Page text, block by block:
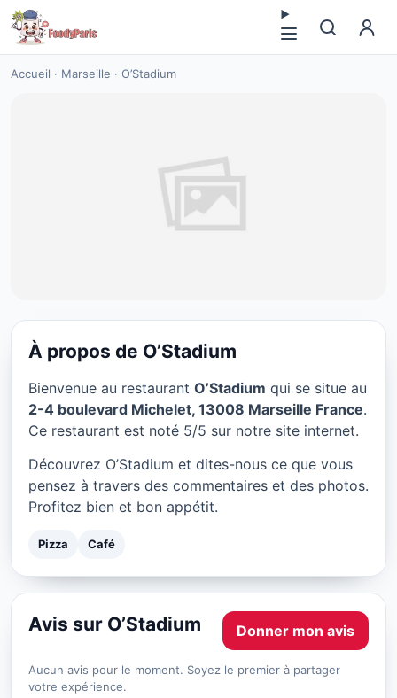
Accueil · Marseille · O’Stadium
O’Stadium à Marseille
★ 5/5
À propos de O’Stadium
Bienvenue au restaurant O’Stadium qui se situe au
2-4 boulevard Michelet, 13008 Marseille France.
Ce restaurant est noté 5/5 sur notre site internet.
Découvrez O’Stadium et dites-nous ce que vous
pensez à travers des commentaires et des photos.
Profitez bien et bon appétit.
Pizza Café
Avis sur O’Stadium Donner mon avis
Aucun avis pour le moment. Soyez le premier à partager
votre expérience.